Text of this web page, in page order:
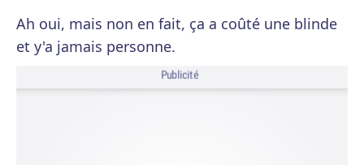
Ah oui, mais non en fait, ça a coûté une blinde
et y'a jamais personne.
Publicité